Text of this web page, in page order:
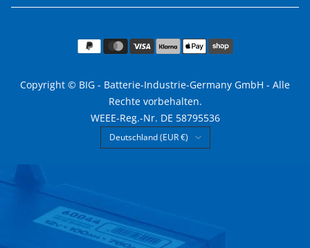
Land/Region
Deutschland (EUR €)
Copyright © BIG - Batterie-Industrie-Germany GmbH - Alle
Rechte vorbehalten.
WEEE-Reg.-Nr. DE 58795536